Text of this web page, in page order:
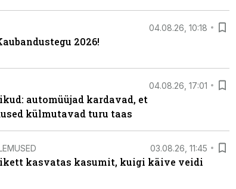
04.08.26, 10:18
2026!
04.08.26, 17:01
automüüjad kardavad, et
külmutavad turu taas
03.08.26, 11:45
kasvatas kasumit, kuigi käive veidi